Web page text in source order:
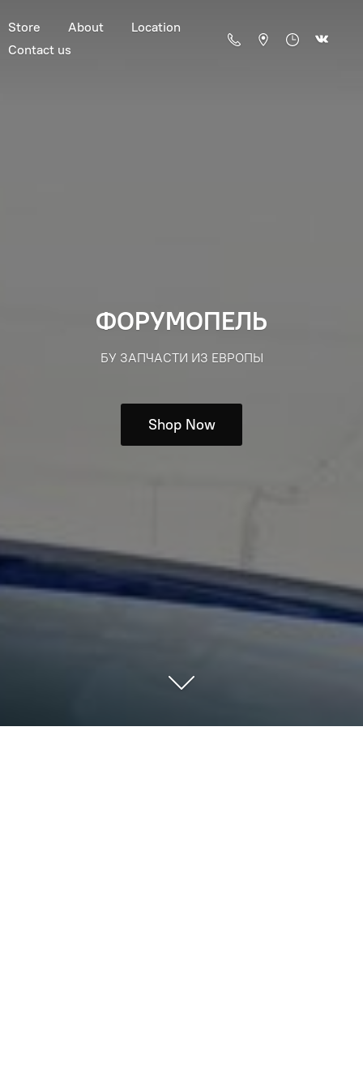
Store About
Location
Contact us
ФОРУМОПЕЛЬ
БУ ЗАПЧАСТИ ИЗ ЕВРОПЫ
Shop Now